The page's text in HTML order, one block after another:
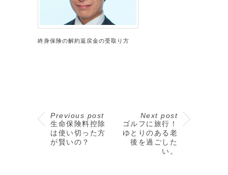
終身保険の解約返戻金の受取り方
Previous post
生命保険料控除
は使い切った方
が賢いの？
Next post
ゴルフに旅行！
ゆとりのある老
後を過ごした
い。